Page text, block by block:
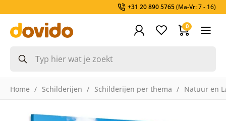
+31 20 890 5765(Ma-Vr: 7 - 16)
0
Home Schilderijen Schilderijen per thema Natuur en